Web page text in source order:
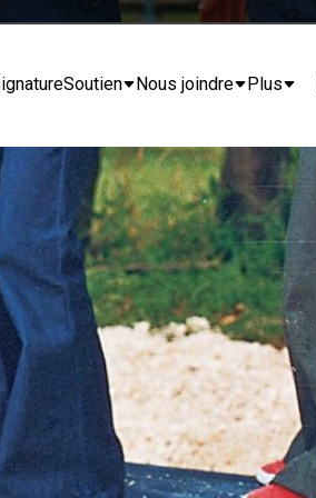
Soutien Nous joindre Plus